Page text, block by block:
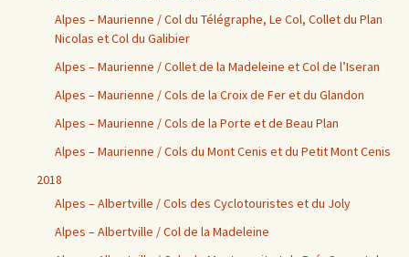
Alpes – Maurienne / Col du Télégraphe, Le Col, Collet du Plan
Nicolas et Col du Galibier
Alpes – Maurienne / Collet de la Madeleine et Col de l’Iseran
Alpes – Maurienne / Cols de la Croix de Fer et du Glandon
Alpes – Maurienne / Cols de la Porte et de Beau Plan
Alpes – Maurienne / Cols du Mont Cenis et du Petit Mont Cenis
2018
Alpes – Albertville / Cols des Cyclotouristes et du Joly
Alpes – Albertville / Col de la Madeleine